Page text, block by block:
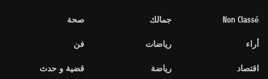
Non Classé
أراء
اقتصاد
جمالك
رياضات
رياضة
صحة
فن
قضية و حدث